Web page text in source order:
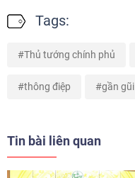
Tags:
Thủ tướng chính phủ
thông điệp gần gũi
Tin bài liên quan